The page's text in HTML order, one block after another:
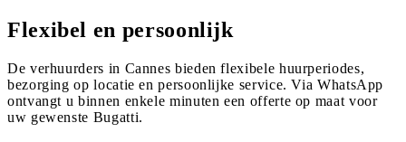
Flexibel en persoonlijk
De verhuurders in Cannes bieden flexibele huurperiodes,
bezorging op locatie en persoonlijke service. Via WhatsApp
ontvangt u binnen enkele minuten een offerte op maat voor
uw gewenste Bugatti.